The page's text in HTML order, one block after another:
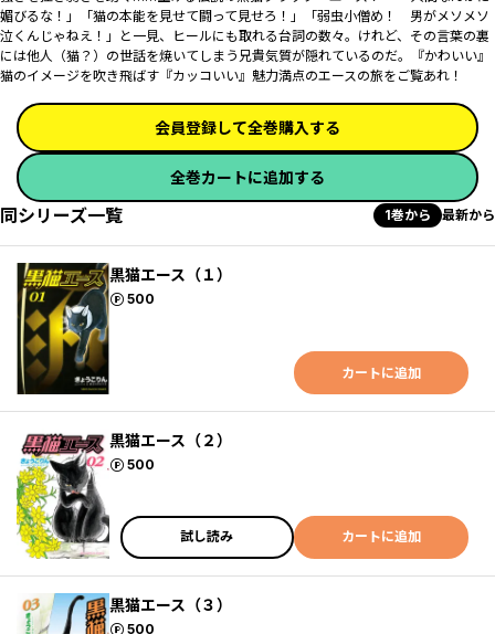
媚びるな！」「猫の本能を見せて闘って見せろ！」「弱虫小僧め！ 男がメソメソ
泣くんじゃねえ！」と一見、ヒールにも取れる台詞の数々。けれど、その言葉の裏
には他人（猫？）の世話を焼いてしまう兄貴気質が隠れているのだ。『かわいい』
猫のイメージを吹き飛ばす『カッコいい』魅力満点のエースの旅をご覧あれ！
会員登録して全巻購入する
全巻カートに追加する
同シリーズ一覧 1巻から 最新から
黒猫エース（１）
500
ポイント
カートに追加
黒猫エース（２）
500
ポイント
試し読み カートに追加
黒猫エース（３）
500
ポイント